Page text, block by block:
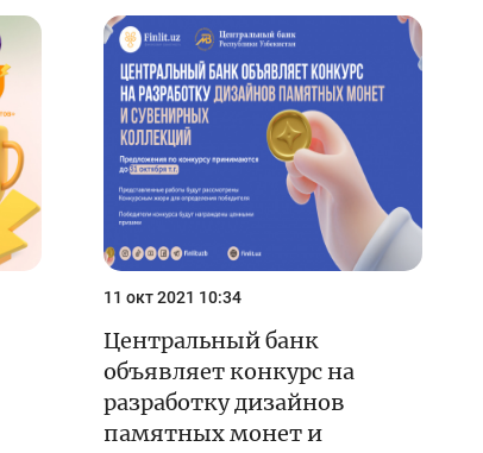
11 окт 2021 10:34
Центральный банк
объявляет конкурс на
разработку дизайнов
памятных монет и